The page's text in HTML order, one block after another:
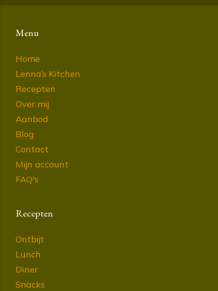
Menu
Home
Lenna’s Kitchen
Recepten
Over mij
Aanbod
Blog
Contact
Mijn account
FAQ's
Recepten
Ontbijt
Lunch
Diner
Snacks